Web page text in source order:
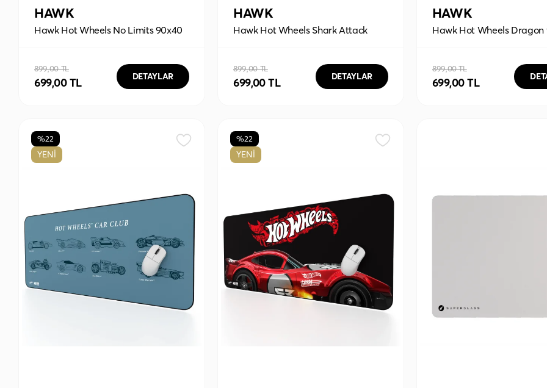
HAWK
Hawk Hot Wheels No Limits 90x40
899,00 TL
699,00 TL DETAYLAR
HAWK
Hawk Hot Wheels Shark Attack
899,00 TL
699,00 TL DETAYLAR
HAWK
Hawk Hot Wheels Dragon
899,00 TL
699,00 TL
%22
YENİ
%22
YENİ